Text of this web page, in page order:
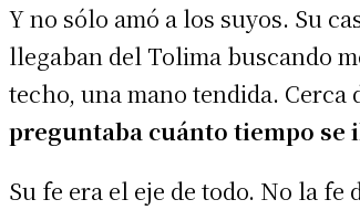
Y no sólo amó a los suyos. Su
llegaban del Tolima buscando
techo, una mano tendida. Cerca
preguntaba cuánto tiempo se
Su fe era el eje de todo. No la fe